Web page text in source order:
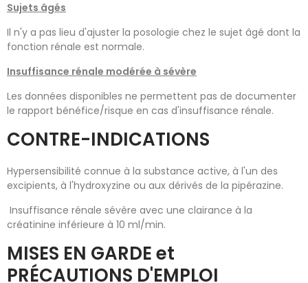
Sujets âgés
Il n'y a pas lieu d'ajuster la posologie chez le sujet âgé dont la
fonction rénale est normale.
Insuffisance rénale modérée à sévère
Les données disponibles ne permettent pas de documenter
le rapport bénéfice/risque en cas d'insuffisance rénale.
CONTRE-INDICATIONS
Hypersensibilité connue à la substance active, à l'un des
excipients, à l'hydroxyzine ou aux dérivés de la pipérazine.
Insuffisance rénale sévère avec une clairance à la
créatinine inférieure à 10 ml/min.
MISES EN GARDE et
PRÉCAUTIONS D'EMPLOI